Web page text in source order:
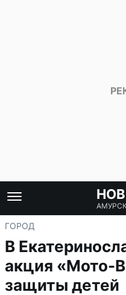
ГОРОД
В
акция «Мото-
защиты детей